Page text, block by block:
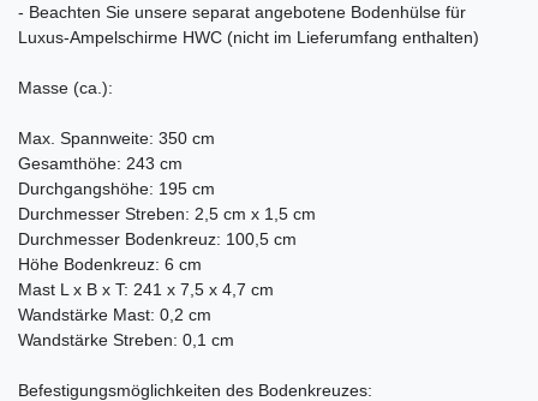
- Beachten Sie unsere separat angebotene Bodenhülse für
Luxus-Ampelschirme HWC (nicht im Lieferumfang enthalten)
Masse (ca.):
Max. Spannweite: 350 cm
Gesamthöhe: 243 cm
Durchgangshöhe: 195 cm
Durchmesser Streben: 2,5 cm x 1,5 cm
Durchmesser Bodenkreuz: 100,5 cm
Höhe Bodenkreuz: 6 cm
Mast L x B x T: 241 x 7,5 x 4,7 cm
Wandstärke Mast: 0,2 cm
Wandstärke Streben: 0,1 cm
Befestigungsmöglichkeiten des Bodenkreuzes: